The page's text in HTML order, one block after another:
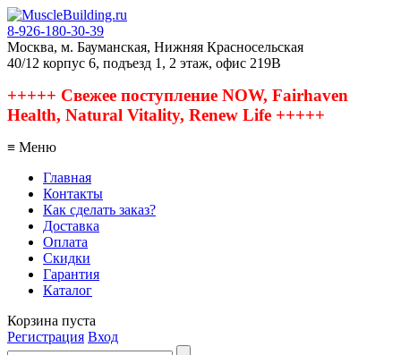
8-926-180-30-39
Москва, м. Бауманская, Нижняя Красносельская
40/12 корпус 6, подъезд 1, 2 этаж, офис 219В
+++++ Свежее поступление NOW, Fairhaven
Health, Natural Vitality, Renew Life +++++
≡ Меню
Главная
Контакты
Как сделать заказ?
Доставка
Оплата
Скидки
Гарантия
Каталог
Корзина пуста
Регистрация Вход